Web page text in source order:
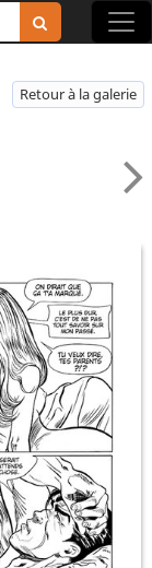
Fermer
Retour à la galerie